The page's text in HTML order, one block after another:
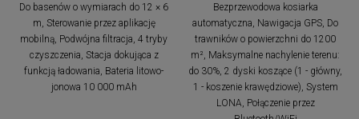
Do basenów o wymiarach do 12 × 6
m, Sterowanie przez aplikację
mobilną, Podwójna filtracja, 4 tryby
czyszczenia, Stacja dokująca z
funkcją ładowania, Bateria litowo-
jonowa 10 000 mAh
Bezprzewodowa kosiarka
automatyczna, Nawigacja GPS, Do
trawników o powierzchni do 1200
m², Maksymalne nachylenie terenu:
do 30%, 2 dyski koszące (1 - główny,
1 - koszenie krawędziowe), System
LONA, Połączenie przez